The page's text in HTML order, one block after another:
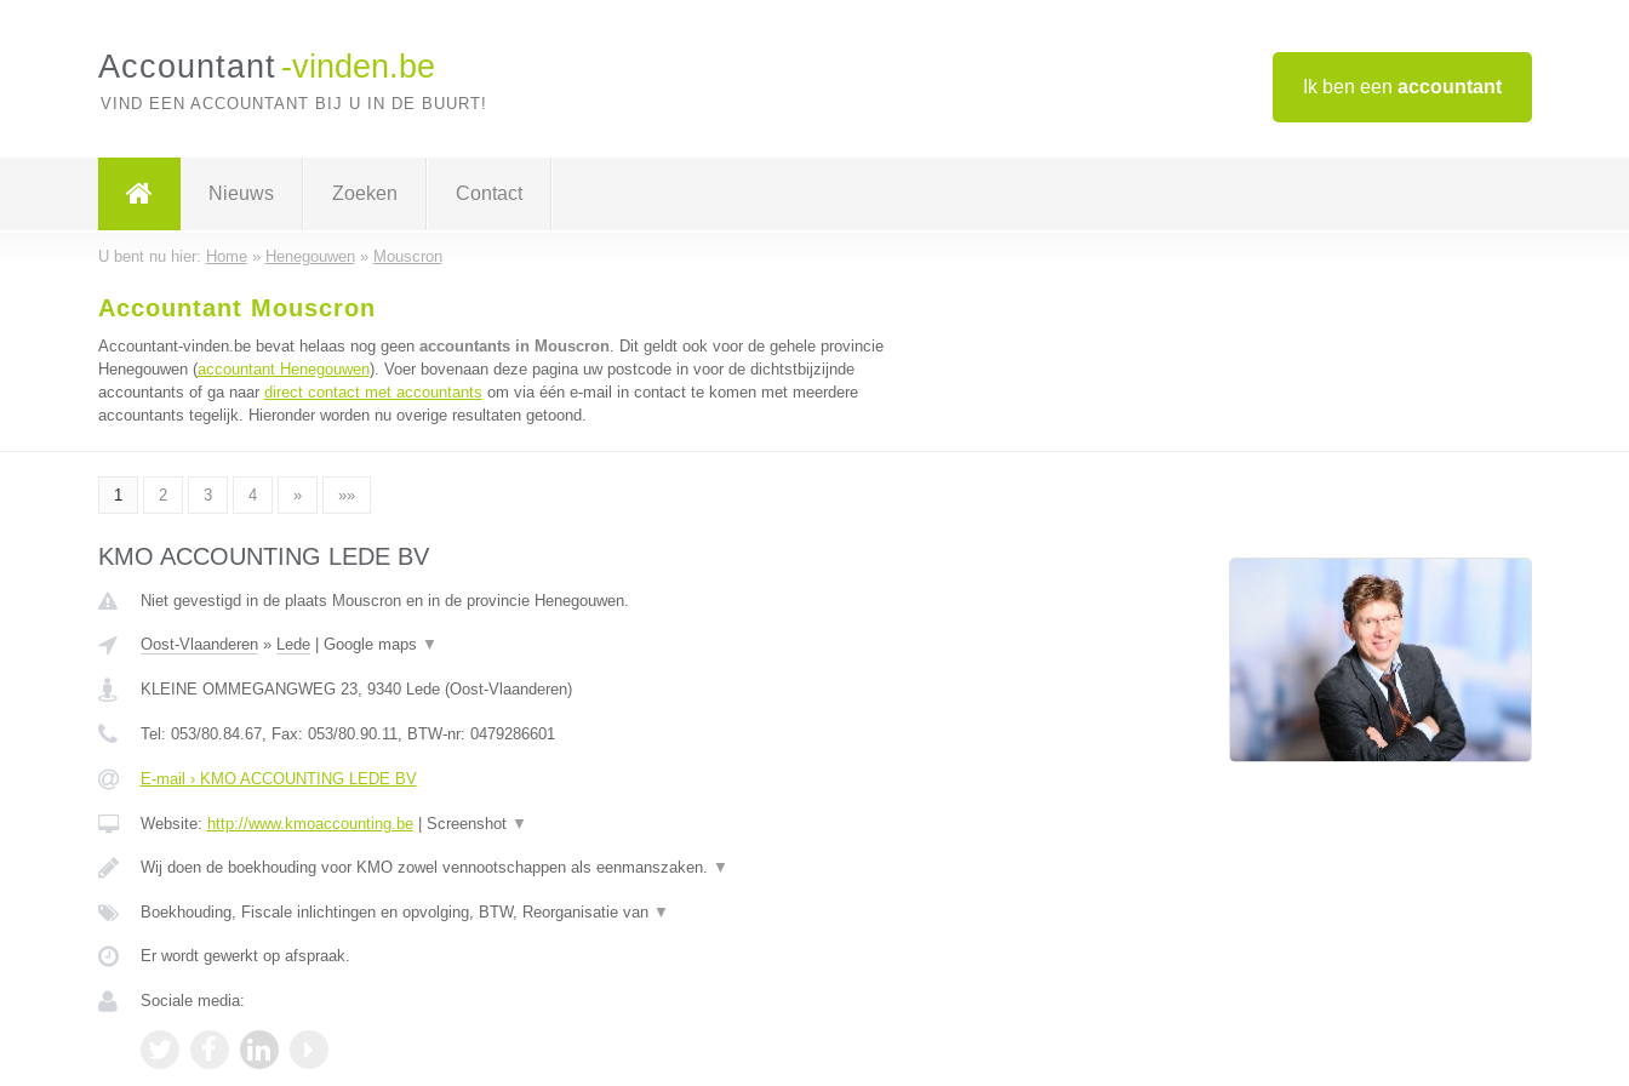
Ik ben een accountant
Accountant -vinden.be
VIND EEN ACCOUNTANT BIJ U IN DE BUURT!
Nieuws Zoeken Contact
U bent nu hier: Home» Henegouwen» Mouscron
Accountant Mouscron
Accountant-vinden.be bevat helaas nog geen accountants in Mouscron. Dit geldt ook voor de gehele provincie
Henegouwen (accountant Henegouwen). Voer bovenaan deze pagina uw postcode in voor de dichtstbijzijnde
accountants of ga naar direct contact met accountants om via één e-mail in contact te komen met meerdere
accountants tegelijk. Hieronder worden nu overige resultaten getoond.
1 2 3 4 » »»
KMO ACCOUNTING LEDE BV
Niet gevestigd in de plaats Mouscron en in de provincie Henegouwen.
Oost-Vlaanderen» Lede| Google maps ▼
KLEINE OMMEGANGWEG 23, 9340 Lede(Oost-Vlaanderen)
Tel: 053/80.84.67, Fax: 053/80.90.11, BTW-nr: 0479286601
E-mail › KMO ACCOUNTING LEDE BV
Website: http://www.kmoaccounting.be| Screenshot ▼
Wij doen de boekhouding voor KMO zowel vennootschappen als eenmanszaken. ▼
Boekhouding, Fiscale inlichtingen en opvolging, BTW, Reorganisatie van ▼
Er wordt gewerkt op afspraak.
Sociale media: